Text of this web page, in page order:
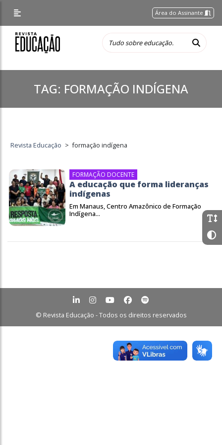
Área do Assinante
TAG: FORMAÇÃO INDÍGENA
Revista Educação > formação indígena
FORMAÇÃO DOCENTE
A educação que forma lideranças
indígenas
Em Manaus, Centro Amazônico de Formação
Indígena...
© Revista Educação - Todos os direitos reservados